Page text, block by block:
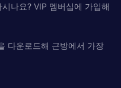
나요? VIP 멤버십에 가입해
다운로드해 근방에서 가장